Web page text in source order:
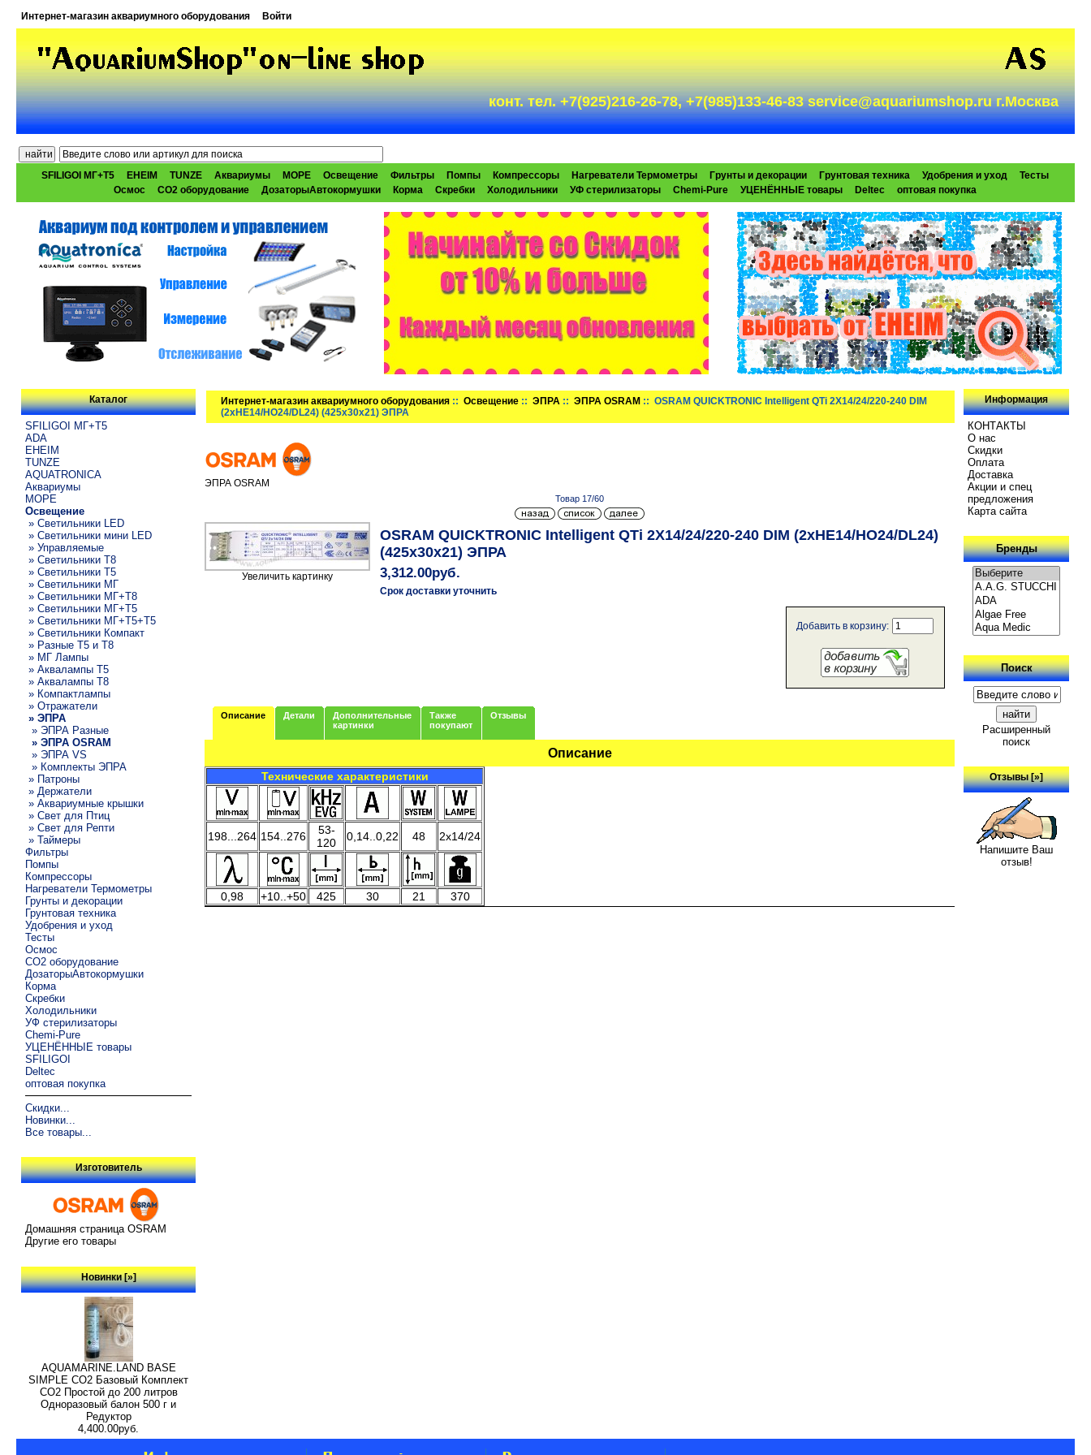
Интернет-магазин аквариумного оборудования Войти
конт. тел. +7(925)216-26-78, +7(985)133-46-83 service@aquariumshop.ru г.Москва
SFILIGOI МГ+Т5 EHEIM TUNZE Аквариумы МОРЕ Освещение Фильтры Помпы Компрессоры Нагреватели Термометры Грунты и декорации Грунтовая техника Удобрения и уход
Тесты
Осмос
CO2 оборудование ДозаторыАвтокормушки Корма Скребки Холодильники УФ стерилизаторы Chemi-Pure УЦЕНЁННЫЕ товары Deltec оптовая покупка
Каталог
SFILIGOI МГ+Т5
ADA
EHEIM
TUNZE
AQUATRONICA
Аквариумы
МОРЕ
Освещение
» Светильники LED
» Светильники мини LED
» Управляемые
» Светильники T8
» Светильники T5
» Светильники МГ
» Светильники МГ+T8
» Светильники МГ+T5
» Светильники МГ+T5+T5
» Светильники Компакт
» Разные T5 и T8
» МГ Лампы
» Аквалампы T5
» Аквалампы T8
» Компактлампы
» Отражатели
» ЭПРА
» ЭПРА Разные
» ЭПРА OSRAM
» ЭПРА VS
» Комплекты ЭПРА
» Патроны
» Держатели
» Аквариумные крышки
» Свет для Птиц
» Свет для Репти
» Таймеры
Фильтры
Помпы
Компрессоры
Нагреватели Термометры
Грунты и декорации
Грунтовая техника
Удобрения и уход
Тесты
Осмос
CO2 оборудование
ДозаторыАвтокормушки
Корма
Скребки
Холодильники
УФ стерилизаторы
Chemi-Pure
УЦЕНЁННЫЕ товары
SFILIGOI
Deltec
оптовая покупка
Скидки...
Новинки...
Все товары...
Изготовитель
Домашняя страница OSRAM
Другие его товары
Новинки [»]
AQUAMARINE.LAND BASE
SIMPLE СО2 Базовый Комплект
СО2 Простой до 200 литров
Одноразовый балон 500 г и
Редуктор
4,400.00руб.
Интернет-магазин аквариумного оборудования ::Освещение ::ЭПРА ::ЭПРА OSRAM :: OSRAM QUICKTRONIC Intelligent QTi 2X14/24/220-240 DIM
(2xHE14/HO24/DL24) (425x30x21) ЭПРА
ЭПРА OSRAM
Товар 17/60
Увеличить картинку
OSRAM QUICKTRONIC Intelligent QTi 2X14/24/220-240 DIM (2xHE14/HO24/DL24)
(425x30x21) ЭПРА
3,312.00руб.
Срок доставки уточнить
Добавить в корзину:
Описание Детали
Дополнительные
картинки
Также
покупают
Отзывы
Описание
Технические характеристики
198...264 154..276
53-
120
0,14..0,22 48 2x14/24
0,98 +10..+50 425 30 21 370
Информация
КОНТАКТЫ
О нас
Скидки
Oплатa
Доставка
Акции и спец
предложения
Карта сайта
Бренды
Поиск
Расширенный
поиск
Отзывы [»]
Напишите Ваш
отзыв!